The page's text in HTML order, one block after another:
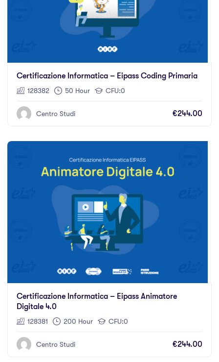
Certificazione Informatica – Eipass Coding Primaria
128382 50 Hour CFU:0
Centro Studi €244.00
Certificazione Informatica – Eipass Animatore
Digitale 4.0
128381 200 Hour CFU:0
Centro Studi €244.00